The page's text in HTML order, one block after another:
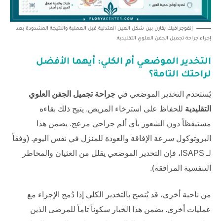
إنفوجرافيك يقارن بين شكل العين المتدلية قبل العملية والنتيجة المشدودة بعد
إجراء جراحة تجميل الجفن العلوي التقليدية.
التخدير الموضعي أم الكلي: أيهما الأفضل
لراحتك التامة؟
يُستخدم التخدير الموضعي في جراحة تجميل الجفن العلوي
التقليدية للحفاظ على استرخاء المريض. يتيح ذلك بقاءه
مستيقظاً دون الشعور بأي ألم جراحي مزعج. يضمن هذا
البروتوكول سرعة الإفاقة والعودة للمنزل في نفس اليوم. (وفقاً
لـ ISAPS ، فإن التخدير الموضعي يقلل من الغثيان والمخاطر
التنفسية المرافقة).
من ناحية أخرى، قد يُنصح بالتخدير الكلي إذا دُمج الإجراء مع
عمليات أخرى. يضمن هذا الخيار سكوناً تاماً للمرضى الذين